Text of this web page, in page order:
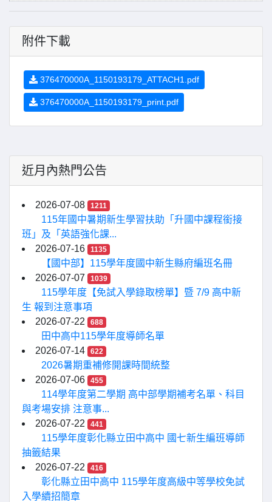
附件下載
376470000A_1150193179_ATTACH1.pdf
376470000A_1150193179_print.pdf
近月內熱門公告
2026-07-08 1211
115年國中暑期新生學習扶助「升國中課程銜接
班」及「英語強化課...
2026-07-16
1135
【國中部】115學年度國中新生縣府編班名冊
2026-07-07
1039
115學年度【免試入學錄取榜單】暨 7/9 高中新
生 報到注意事項
2026-07-22
688
田中高中115學年度導師名單
2026-07-14
622
2026暑期重補修開課時間統整
2026-07-06
455
114學年度第二學期 高中部學期補考名單、科目
與考場安排 注意事...
2026-07-22
441
115學年度彰化縣立田中高中 國七新生編班導師
抽籤結果
2026-07-22
416
彰化縣立田中高中 115學年度高級中等學校免試
入學續招簡章